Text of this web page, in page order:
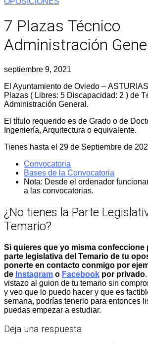
7 Plazas Técnico
Administración
septiembre 9, 2021
El Ayuntamiento de Oviedo –
Plazas ( Libres: 5 Discapacidad: 2 ) de
Administración General.
El título requerido es de Grado o de
Ingeniería, Arquitectura o equivalente.
Tienes hasta el 29 de Septiembre de
Convocatoria
Bases de la Convocatoria
Nota: Desde el ordenador
a las convocatorias.
¿No tienes la Parte
Temario?
Si quieres que yo misma confeccione
parte legislativa del Temario de tu
ponerte en contacto conmigo por
de Instagram o Facebook por privado
vistazo al guion de tu temario sin
y veo que lo puedo hacer y que es
semana, podrías tenerlo para entonces
puedas empezar a estudiar.
Deja una respuesta